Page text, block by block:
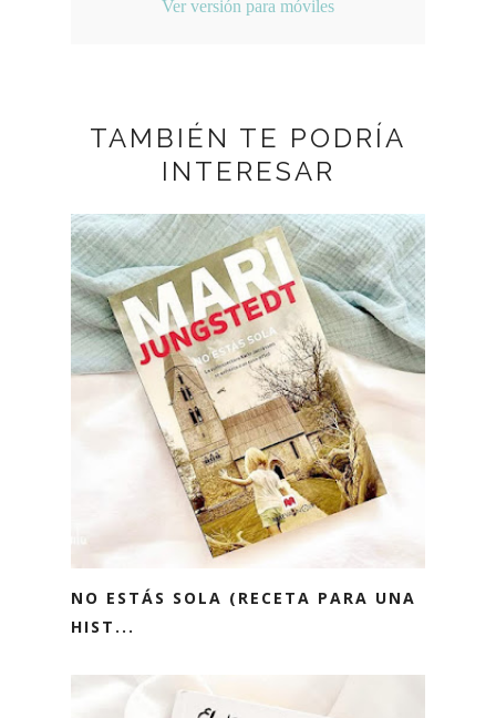
Ver versión para móviles
TAMBIÉN TE PODRÍA
INTERESAR
NO ESTÁS SOLA (RECETA PARA UNA
HIST...